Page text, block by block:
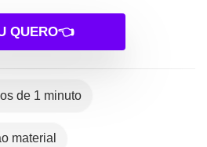
QUERO👈
de 1 minuto
material